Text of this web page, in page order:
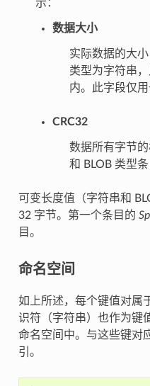
示：
数据大小
实际数据的大
类型为字符串
内。此字段仅用
CRC32
数据所有字节
和 BLOB 类型条
可变长度值（字符串和
32 字节。第一个条目的
目。
命名空间
如上所述，每个键值对属
识符（字符串）也作为键
命名空间中。与这些键对
引。